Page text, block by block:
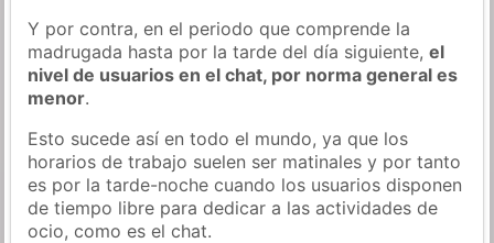
Y por contra, en el periodo que comprende la
madrugada hasta por la tarde del día siguiente,el
nivel de usuarios en el chat, por norma general es
menor.
Esto sucede así en todo el mundo, ya que los
horarios de trabajo suelen ser matinales y por tanto
es por la tarde-noche cuando los usuarios disponen
de tiempo libre para dedicar a las actividades de
ocio, como es el chat.